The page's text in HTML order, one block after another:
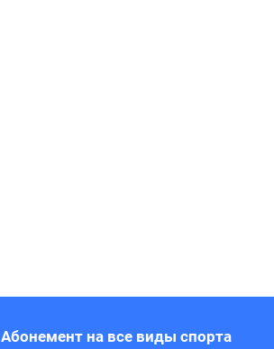
Абонемент на все виды спорта